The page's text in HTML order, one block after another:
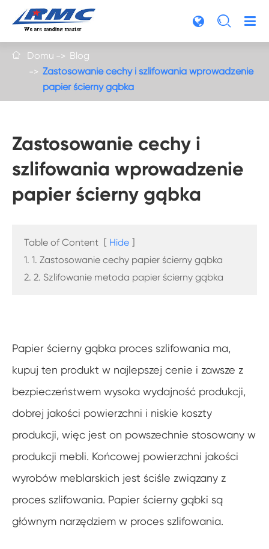

 Domu
Blog
Zastosowanie cechy i szlifowania wprowadzenie
papier ścierny gąbka
Zastosowanie cechy i
szlifowania wprowadzenie
papier ścierny gąbka
Table of Content [ Hide ]
1. 1. Zastosowanie cechy papier ścierny gąbka
2. 2. Szlifowanie metoda papier ścierny gąbka
Papier ścierny gąbka proces szlifowania ma,
kupuj ten produkt w najlepszej cenie i zawsze z
bezpieczeństwem wysoka wydajność produkcji,
dobrej jakości powierzchni i niskie koszty
produkcji, więc jest on powszechnie stosowany w
produkcji mebli. Końcowej powierzchni jakości
wyrobów meblarskich jest ściśle związany z
proces szlifowania. Papier ścierny gąbki są
głównym narzędziem w proces szlifowania.